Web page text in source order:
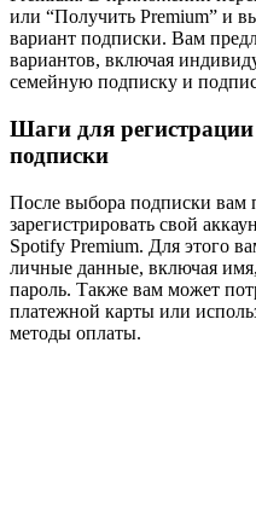
или “Получить Premium” и
вариант подписки. Вам
вариантов, включая
семейную подписку и
Шаги для
подписки
После выбора подписки вам
зарегистрировать свой
Spotify Premium. Для этого
личные данные, включая
пароль. Также вам может
платежной карты или
методы оплаты.